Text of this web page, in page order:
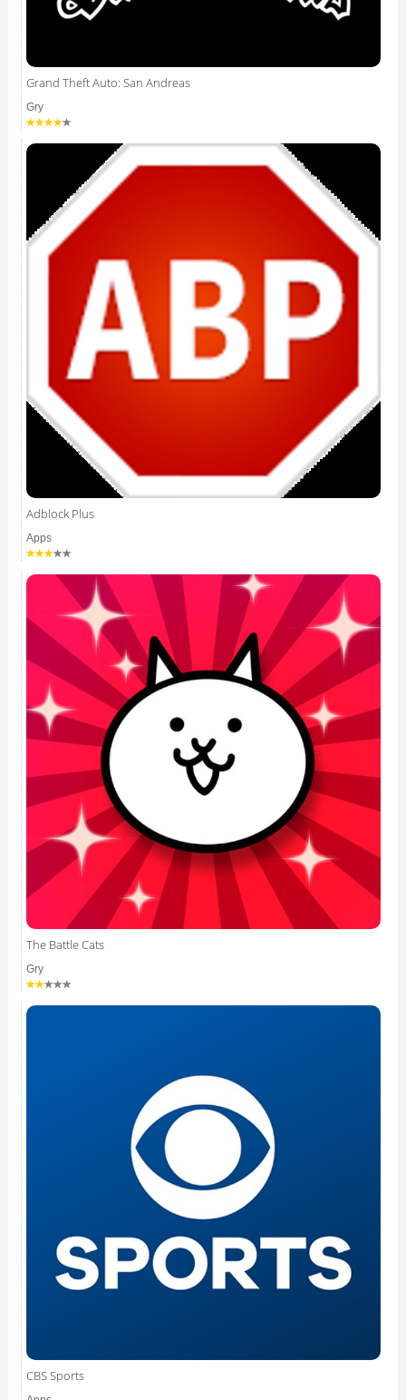
Grand Theft Auto: San Andreas
Gry
Adblock Plus
Apps
The Battle Cats
Gry
CBS Sports